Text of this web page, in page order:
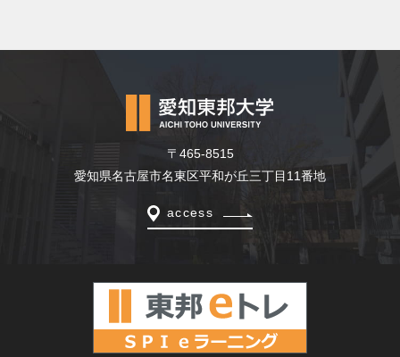
〒465-8515
愛知県名古屋市名東区平和が丘三丁目11番地
access